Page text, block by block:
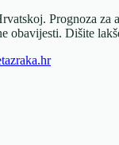
Prognoza za
obavijesti. Dišite